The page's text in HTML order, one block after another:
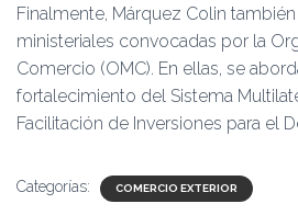
Finalmente, Márquez Colin
ministeriales convocadas por la
Comercio (OMC). En ellas, se
fortalecimiento del Sistema
Facilitación de Inversiones para el
Categorías: COMERCIO EXTERIOR